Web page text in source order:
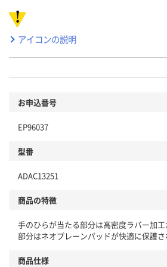
アイコンの説明
お申込番号
EP96037
型番
ADAC13251
商品の特徴
手のひらが当たる部分は高密度ラバー加
部分はネオプレーンパッドが快適に保護さ
商品仕様